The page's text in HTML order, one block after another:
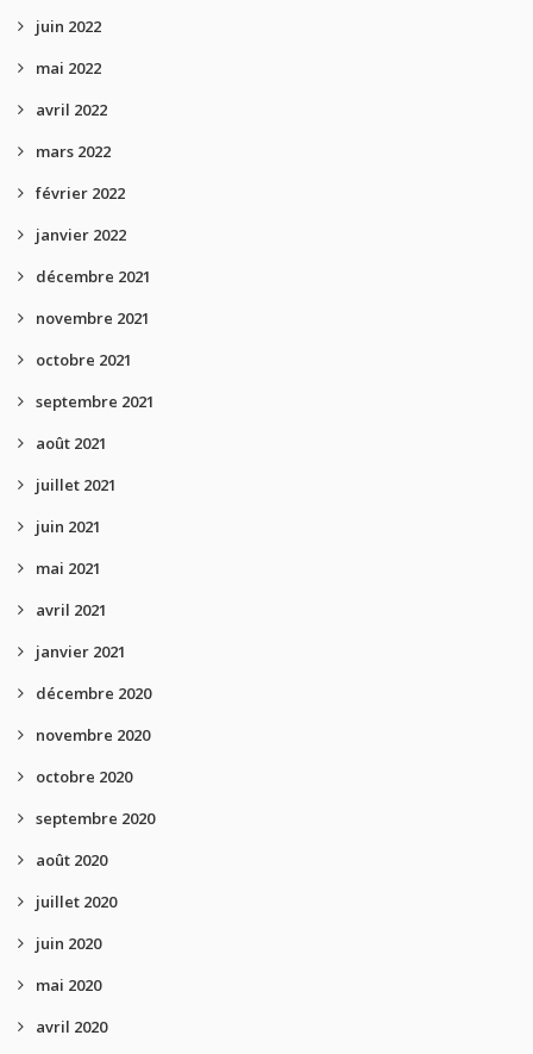
juin 2022
mai 2022
avril 2022
mars 2022
février 2022
janvier 2022
décembre 2021
novembre 2021
octobre 2021
septembre 2021
août 2021
juillet 2021
juin 2021
mai 2021
avril 2021
janvier 2021
décembre 2020
novembre 2020
octobre 2020
septembre 2020
août 2020
juillet 2020
juin 2020
mai 2020
avril 2020